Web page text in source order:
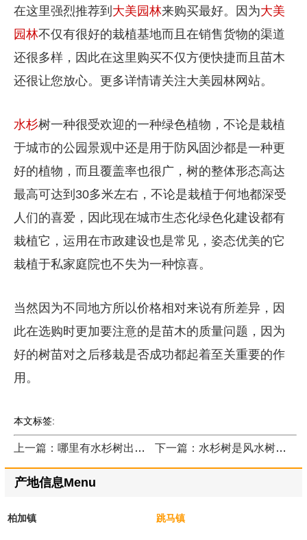
在这里强烈推荐到 大美园林来购买最好。因为大美
园林不仅有很好的栽植基地而且在销售货物的渠道
还很多样，因此在这里购买不仅方便快捷而且苗木
还很让您放心。更多详情请关注大美园林网站。
水杉树一种很受欢迎的一种绿色植物，不论是栽植
于城市的公园景观中还是用于防风固沙都是一种更
好的植物，而且覆盖率也很广，树的整体形态高达
最高可达到30多米左右，不论是栽植于何地都深受
人们的喜爱，因此现在城市生态化绿色化建设都有
栽植它，运用在市政建设也是常见，姿态优美的它
栽植于私家庭院也不失为一种惊喜。
当然因为不同地方所以价格相对来说有所差异，因
此在选购时更加要注意的是苗木的质量问题，因为
好的树苗对之后移栽是否成功都起着至关重要的作
用。
本文标签:
上一篇：哪里有水杉树出售？ 下一篇：水杉树是风水树吗？
产地信息Menu
柏加镇 跳马镇